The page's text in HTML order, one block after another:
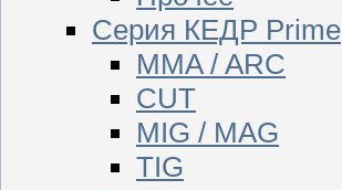
Серия КЕДР Prime
MMA / ARC
CUT
MIG / MAG
TIG